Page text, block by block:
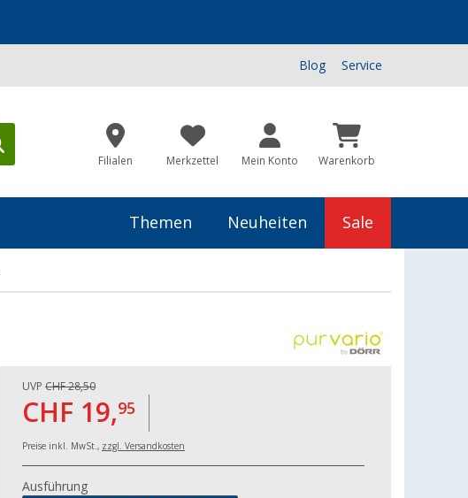
Blog Service
Filialen Merkzettel Mein Konto Warenkorb
Themen Neuheiten Sale
UVP CHF 28,50
CHF 19,95
Preise inkl. MwSt., zzgl. Versandkosten
Ausführung